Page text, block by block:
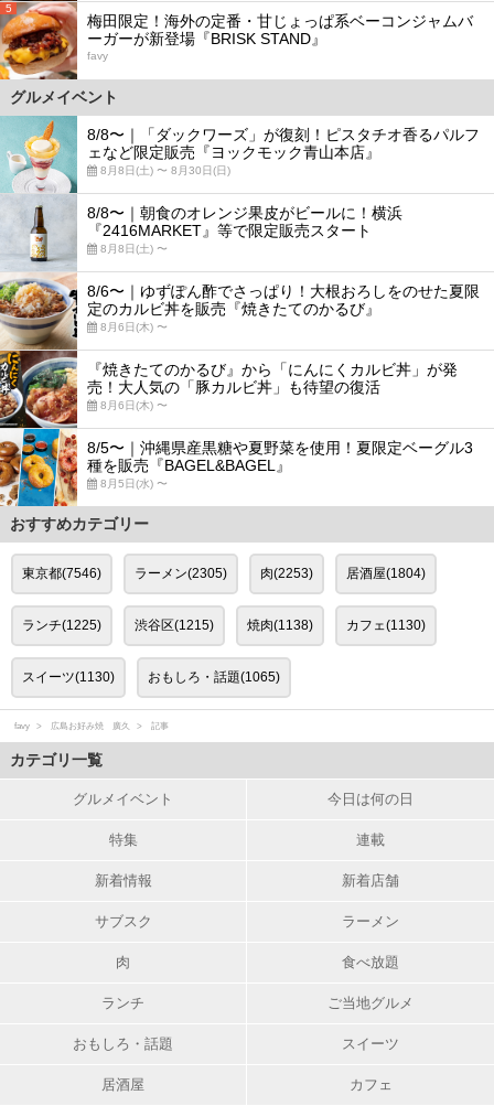
5
梅田限定！海外の定番・甘じょっぱ系ベーコンジャムバ
ーガーが新登場『BRISK STAND』
favy
グルメイベント
8/8〜｜「ダックワーズ」が復刻！ピスタチオ香るパルフ
ェなど限定販売『ヨックモック青山本店』
8月8日(土) 〜 8月30日(日)
8/8〜｜朝食のオレンジ果皮がビールに！横浜
『2416MARKET』等で限定販売スタート
8月8日(土) 〜
8/6〜｜ゆずぽん酢でさっぱり！大根おろしをのせた夏限
定のカルビ丼を販売『焼きたてのかるび』
8月6日(木) 〜
『焼きたてのかるび』から「にんにくカルビ丼」が発
売！大人気の「豚カルビ丼」も待望の復活
8月6日(木) 〜
8/5〜｜沖縄県産黒糖や夏野菜を使用！夏限定ベーグル3
種を販売『BAGEL&BAGEL』
8月5日(水) 〜
おすすめカテゴリー
東京都(7546) ラーメン(2305) 肉(2253) 居酒屋(1804)
ランチ(1225) 渋谷区(1215) 焼肉(1138) カフェ(1130)
スイーツ(1130) おもしろ・話題(1065)
favy 広島お好み焼 廣久 記事
カテゴリ一覧
グルメイベント 今日は何の日
特集 連載
新着情報 新着店舗
サブスク ラーメン
肉 食べ放題
ランチ ご当地グルメ
おもしろ・話題 スイーツ
居酒屋 カフェ